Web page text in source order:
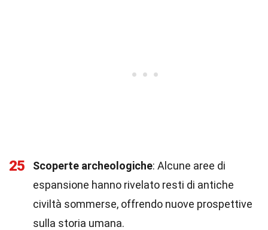
25 Scoperte archeologiche: Alcune aree di
espansione hanno rivelato resti di antiche
civiltà sommerse, offrendo nuove prospettive
sulla storia umana.